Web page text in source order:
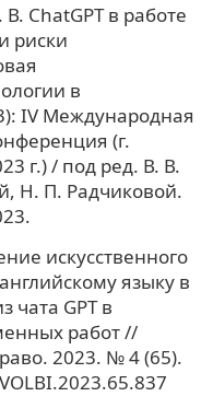
ChatGPT в работе
риски
в
IV Международная
(г.
г.) / под ред. В. В.
Н. П. Радчиковой.
искусственного
языку в
чата GPT в
работ //
2023. № 4 (65).